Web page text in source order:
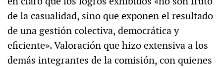
de la casualidad, sino que exponen el resultado
de una gestión colectiva, democrática y
eficiente». Valoración que hizo extensiva a los
demás integrantes de la comisión, con quienes